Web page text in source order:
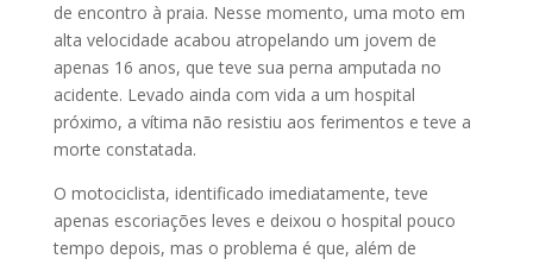
de encontro à praia. Nesse momento, uma moto em
alta velocidade acabou atropelando um jovem de
apenas 16 anos, que teve sua perna amputada no
acidente. Levado ainda com vida a um hospital
próximo, a vítima não resistiu aos ferimentos e teve a
morte constatada.
O motociclista, identificado imediatamente, teve
apenas escoriações leves e deixou o hospital pouco
tempo depois, mas o problema é que, além de